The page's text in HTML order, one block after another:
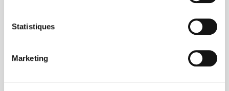
Statistiques
Marketing